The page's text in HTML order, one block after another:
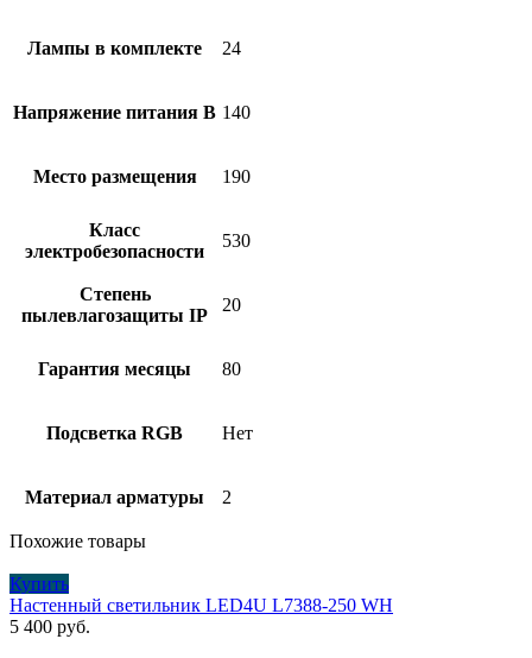
Лампы в комплекте 24
Напряжение питания В 140
Место размещения 190
Класс
электробезопасности
530
Степень
пылевлагозащиты IP
20
Гарантия месяцы 80
Подсветка RGB Нет
Материал арматуры 2
Похожие товары
Купить
Настенный светильник LED4U L7388-250 WH
5 400 руб.